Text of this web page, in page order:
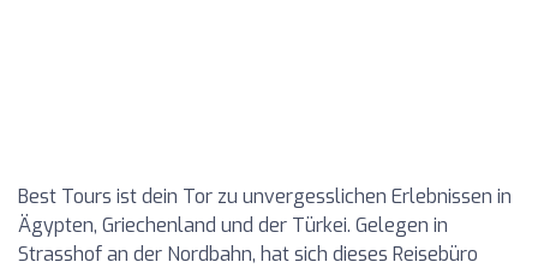
Best Tours ist dein Tor zu unvergesslichen Erlebnissen in
Ägypten, Griechenland und der Türkei. Gelegen in
Strasshof an der Nordbahn, hat sich dieses Reisebüro